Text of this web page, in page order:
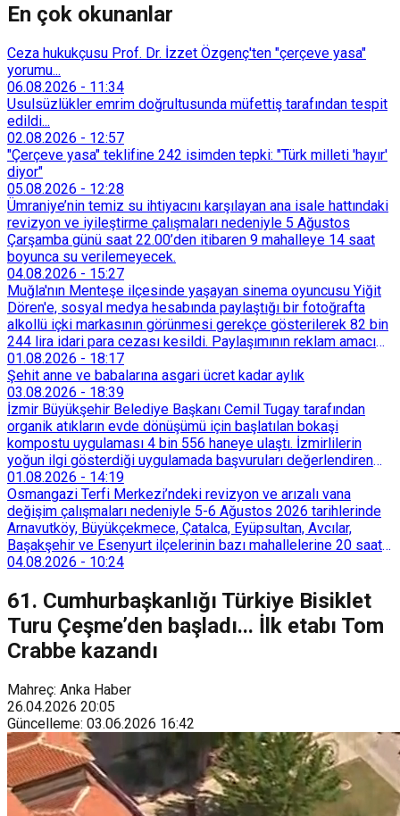
En çok okunanlar
Ceza hukukçusu Prof. Dr. İzzet Özgenç'ten "çerçeve yasa"
yorumu...
06.08.2026 - 11:34
Usulsüzlükler emrim doğrultusunda müfettiş tarafından tespit
edildi...
02.08.2026 - 12:57
"Çerçeve yasa" teklifine 242 isimden tepki: "Türk milleti 'hayır'
diyor"
05.08.2026 - 12:28
Ümraniye’nin temiz su ihtiyacını karşılayan ana isale hattındaki
revizyon ve iyileştirme çalışmaları nedeniyle 5 Ağustos
Çarşamba günü saat 22.00’den itibaren 9 mahalleye 14 saat
boyunca su verilemeyecek.
04.08.2026 - 15:27
Muğla'nın Menteşe ilçesinde yaşayan sinema oyuncusu Yiğit
Dören'e, sosyal medya hesabında paylaştığı bir fotoğrafta
alkollü içki markasının görünmesi gerekçe gösterilerek 82 bin
244 lira idari para cezası kesildi. Paylaşımının reklam amacı
taşımadığını savunan Dören, cezanın iptali için yargıya
başvurdu.
01.08.2026 - 18:17
Şehit anne ve babalarına asgari ücret kadar aylık
03.08.2026 - 18:39
İzmir Büyükşehir Belediye Başkanı Cemil Tugay tarafından
organik atıkların evde dönüşümü için başlatılan bokaşi
kompostu uygulaması 4 bin 556 haneye ulaştı. İzmirlilerin
yoğun ilgi gösterdiği uygulamada başvuruları değerlendiren
Tarımsal Hizmetler Dairesi Başkanlığı, farklı ilçelerde toplam
128 bokaşi kompost eğitimi düzenleyerek İzmirlileri
sürdürülebilir atık yönetimi sistemine dahil etti.
01.08.2026 - 14:19
Osmangazi Terfi Merkezi’ndeki revizyon ve arızalı vana
değişim çalışmaları nedeniyle 5-6 Ağustos 2026 tarihlerinde
Arnavutköy, Büyükçekmece, Çatalca, Eyüpsultan, Avcılar,
Başakşehir ve Esenyurt ilçelerinin bazı mahallelerine 20 saat
süreyle su verilemeyecek.
04.08.2026 - 10:24
61. Cumhurbaşkanlığı Türkiye Bisiklet
Turu Çeşme’den başladı... İlk etabı Tom
Crabbe kazandı
Mahreç: Anka Haber
26.04.2026 20:05
Güncelleme: 03.06.2026 16:42